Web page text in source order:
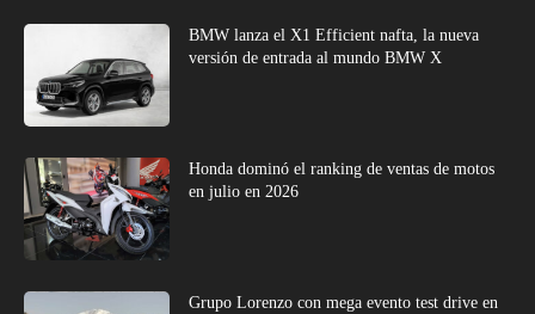
BMW lanza el X1 Efficient nafta, la nueva
versión de entrada al mundo BMW X
Honda dominó el ranking de ventas de motos
en julio en 2026
Grupo Lorenzo con mega evento test drive en